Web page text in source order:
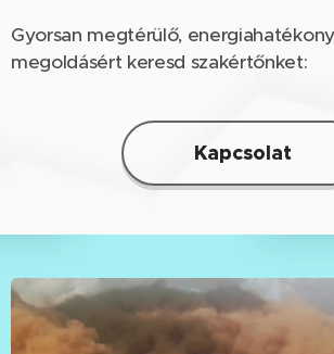
Gyorsan megtérülő,
megoldásért keresd szakértőnket:
Kapcsolat